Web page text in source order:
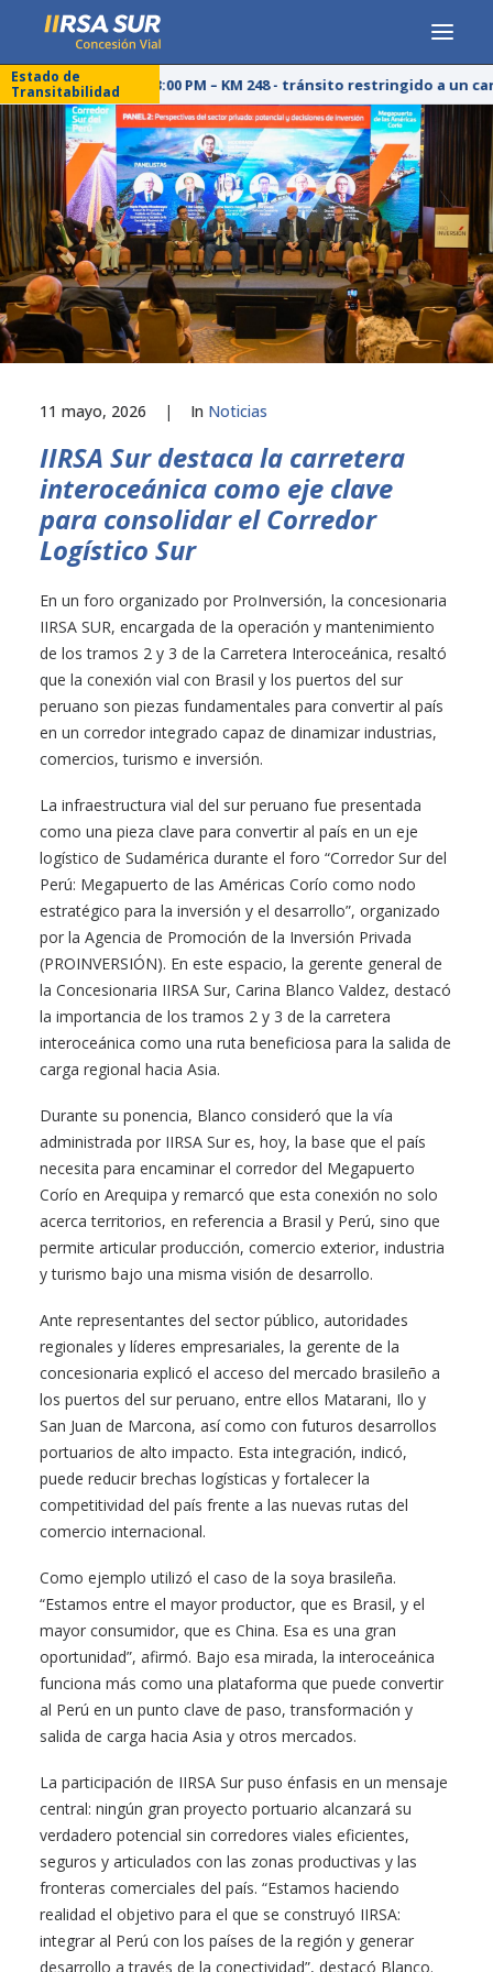
CONCESIONARIA
SERVICIOS
RESPONSABILIDAD SOCIAL
PUBLICACIONES
PRENSA
LÍNEA DE ÉTICA
Estado de
Transitabilidad25/07/26 – 03:00 PM – KM 248 - tránsito restringido a un
11 mayo, 2026 | In Noticias
IIRSA Sur destaca la carretera
interoceánica como eje clave
para consolidar el Corredor
Logístico Sur
En un foro organizado por ProInversión, la concesionaria
IIRSA SUR, encargada de la operación y mantenimiento
de los tramos 2 y 3 de la Carretera Interoceánica, resaltó
que la conexión vial con Brasil y los puertos del sur
peruano son piezas fundamentales para convertir al país
en un corredor integrado capaz de dinamizar industrias,
comercios, turismo e inversión.
La infraestructura vial del sur peruano fue presentada
como una pieza clave para convertir al país en un eje
logístico de Sudamérica durante el foro “Corredor Sur del
Perú: Megapuerto de las Américas Corío como nodo
estratégico para la inversión y el desarrollo”, organizado
por la Agencia de Promoción de la Inversión Privada
(PROINVERSIÓN). En este espacio, la gerente general de
la Concesionaria IIRSA Sur, Carina Blanco Valdez, destacó
la importancia de los tramos 2 y 3 de la carretera
interoceánica como una ruta beneficiosa para la salida de
carga regional hacia Asia.
Durante su ponencia, Blanco consideró que la vía
administrada por IIRSA Sur es, hoy, la base que el país
necesita para encaminar el corredor del Megapuerto
Corío en Arequipa y remarcó que esta conexión no solo
acerca territorios, en referencia a Brasil y Perú, sino que
permite articular producción, comercio exterior, industria
y turismo bajo una misma visión de desarrollo.
Ante representantes del sector público, autoridades
regionales y líderes empresariales, la gerente de la
concesionaria explicó el acceso del mercado brasileño a
los puertos del sur peruano, entre ellos Matarani, Ilo y
San Juan de Marcona, así como con futuros desarrollos
portuarios de alto impacto. Esta integración, indicó,
puede reducir brechas logísticas y fortalecer la
competitividad del país frente a las nuevas rutas del
comercio internacional.
Como ejemplo utilizó el caso de la soya brasileña.
“Estamos entre el mayor productor, que es Brasil, y el
mayor consumidor, que es China. Esa es una gran
oportunidad”, afirmó. Bajo esa mirada, la interoceánica
funciona más como una plataforma que puede convertir
al Perú en un punto clave de paso, transformación y
salida de carga hacia Asia y otros mercados.
La participación de IIRSA Sur puso énfasis en un mensaje
central: ningún gran proyecto portuario alcanzará su
verdadero potencial sin corredores viales eficientes,
seguros y articulados con las zonas productivas y las
fronteras comerciales del país. “Estamos haciendo
realidad el objetivo para el que se construyó IIRSA:
integrar al Perú con los países de la región y generar
desarrollo a través de la conectividad”, destacó Blanco.